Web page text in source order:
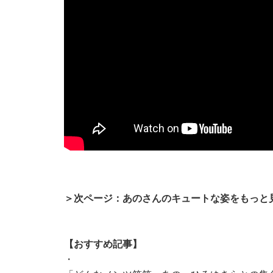
＞次ページ：あのさんのキュートな姿をもっと
【おすすめ記事】
・